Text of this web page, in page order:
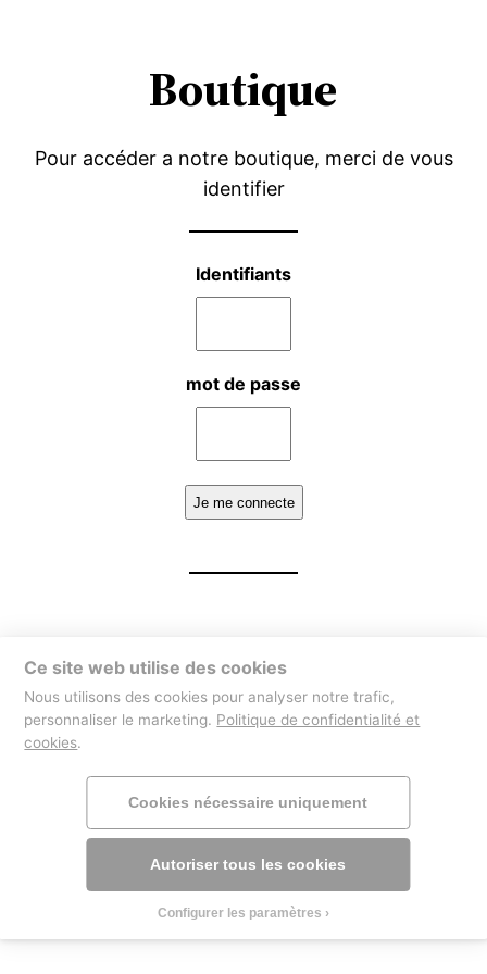
Boutique
Pour accéder a notre boutique, merci de vous
identifier
Identifiants
mot de passe
Ce site web utilise des cookies
Nous utilisons des cookies pour analyser notre trafic,
personnaliser le marketing. Politique de confidentialité et
cookies.
Cookies nécessaire uniquement
Autoriser tous les cookies
Configurer les paramètres